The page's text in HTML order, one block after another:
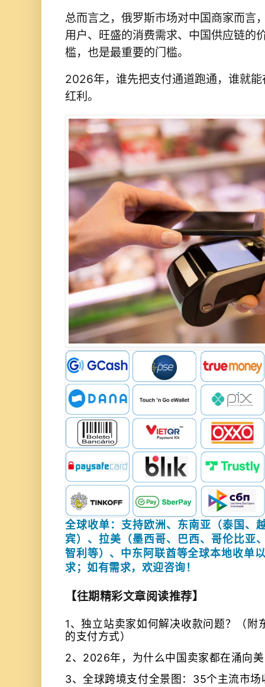
总而言之，俄罗斯市场对中国商家而
用户、旺盛的消费需求、中国供应链的
槛，也是最重要的门槛。
2026年，谁先把支付通道跑通，谁就
红利。
全球收单：支持欧洲、 东南亚（泰国、
宾）、拉美（墨西哥、巴西、哥伦比亚
智利等）、中东阿联酋等全球本地收
求；如有需求，欢迎咨询！
【往期精彩文章阅读推荐】
1、独立站卖家如何解决收款问题？（附
的支付方式）
2、 2026年，为什么中国卖家都在涌向
3、全球跨境支付全景图：35个主流市